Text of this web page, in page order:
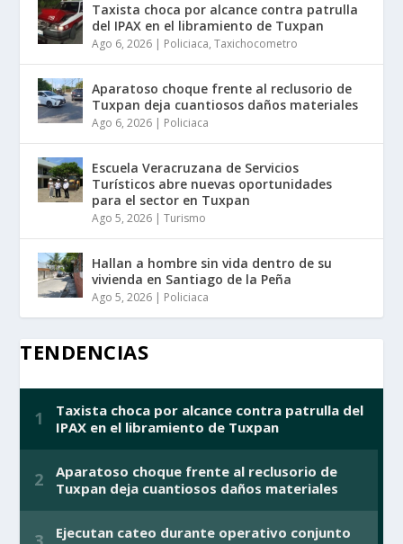
Taxista choca por alcance contra patrulla
del IPAX en el libramiento de Tuxpan
Ago 6, 2026 | Policiaca,Taxichocometro
Aparatoso choque frente al reclusorio de
Tuxpan deja cuantiosos daños materiales
Ago 6, 2026 | Policiaca
Escuela Veracruzana de Servicios
Turísticos abre nuevas oportunidades
para el sector en Tuxpan
Ago 5, 2026 |Turismo
Hallan a hombre sin vida dentro de su
vivienda en Santiago de la Peña
Ago 5, 2026 | Policiaca
TENDENCIAS